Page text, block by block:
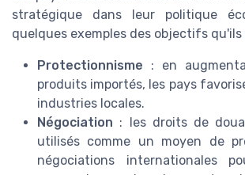
stratégique dans leur politique
quelques exemples des objectifs
Protectionnisme : en
produits importés, les pays
industries locales.
Négociation : les droits de
utilisés comme un moyen de
négociations internationales